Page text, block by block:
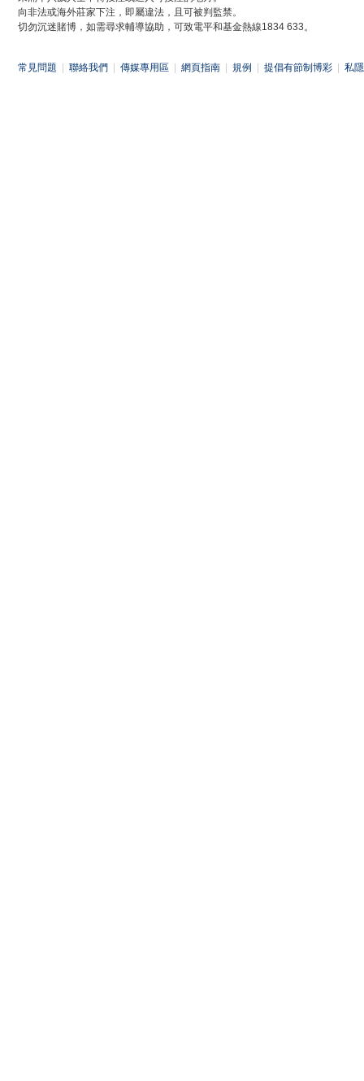
向非法或海外莊家下注，即屬違法，且可被判監禁。
切勿沉迷賭博，如需尋求輔導協助，可致電平和基金熱線1834 633。
常見問題 聯絡我們 傳媒專用區 網頁指南 規例 提倡有節制博彩 私